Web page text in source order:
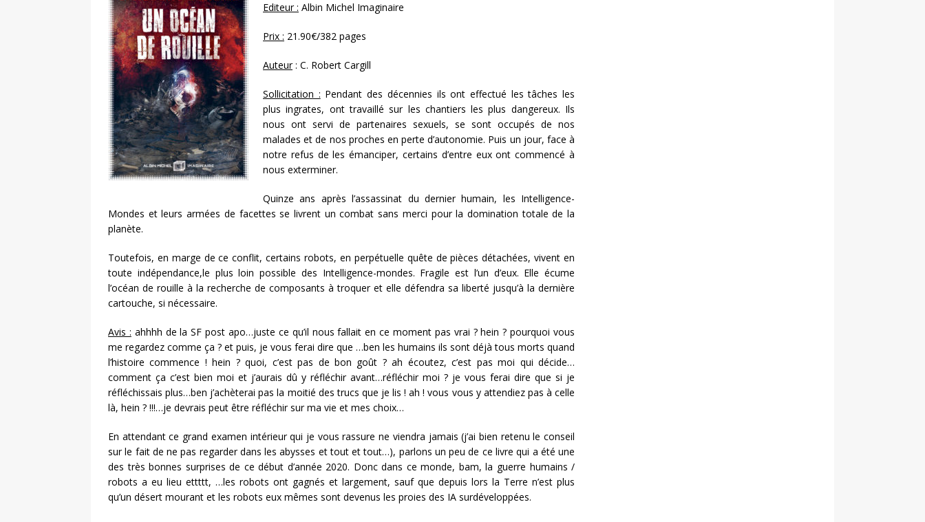
Editeur : Albin Michel Imaginaire
Prix : 21.90€/382 pages
Auteur: C. Robert Cargill
Sollicitation : Pendant des décennies ils ont effectué les tâches les
plus ingrates, ont travaillé sur les chantiers les plus dangereux. Ils
nous ont servi de partenaires sexuels, se sont occupés de nos
malades et de nos proches en perte d’autonomie. Puis un jour, face à
notre refus de les émanciper, certains d’entre eux ont commencé à
nous exterminer.
Quinze ans après l’assassinat du dernier humain, les Intelligence-
Mondes et leurs armées de facettes se livrent un combat sans merci pour la domination totale de la
planète.
Toutefois, en marge de ce conflit, certains robots, en perpétuelle quête de pièces détachées, vivent en
toute indépendance,le plus loin possible des Intelligence-mondes. Fragile est l’un d’eux. Elle écume
l’océan de rouille à la recherche de composants à troquer et elle défendra sa liberté jusqu’à la dernière
cartouche, si nécessaire.
Avis : ahhhh de la SF post apo…juste ce qu’il nous fallait en ce moment pas vrai ? hein ? pourquoi vous
me regardez comme ça ? et puis, je vous ferai dire que …ben les humains ils sont déjà tous morts quand
l’histoire commence ! hein ? quoi, c’est pas de bon goût ? ah écoutez, c’est pas moi qui décide…
comment ça c’est bien moi et j’aurais dû y réfléchir avant…réfléchir moi ? je vous ferai dire que si je
réfléchissais plus…ben j’achèterai pas la moitié des trucs que je lis ! ah ! vous vous y attendiez pas à celle
là, hein ? !!!…je devrais peut être réfléchir sur ma vie et mes choix…
En attendant ce grand examen intérieur qui je vous rassure ne viendra jamais (j’ai bien retenu le conseil
sur le fait de ne pas regarder dans les abysses et tout et tout…), parlons un peu de ce livre qui a été une
des très bonnes surprises de ce début d’année 2020. Donc dans ce monde, bam, la guerre humains /
robots a eu lieu ettttt, …les robots ont gagnés et largement, sauf que depuis lors la Terre n’est plus
qu’un désert mourant et les robots eux mêmes sont devenus les proies des IA surdéveloppées.